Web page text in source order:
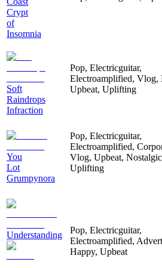
Crypt
of
Insomnia
Soft
Raindrops
Infraction
Pop, Electricguitar,
Electroamplified, Vlog,
Upbeat, Uplifting
You
Lot
Grumpynora
Pop, Electricguitar,
Electroamplified,
Vlog, Upbeat,
Uplifting
Understanding
Pop, Electricguitar,
Electroamplified,
Happy, Upbeat